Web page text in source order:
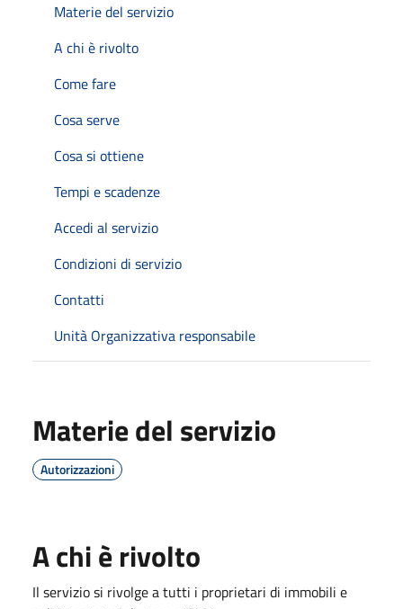
Materie del servizio
A chi è rivolto
Come fare
Cosa serve
Cosa si ottiene
Tempi e scadenze
Accedi al servizio
Condizioni di servizio
Contatti
Unità Organizzativa responsabile
Materie del servizio
Autorizzazioni
A chi è rivolto
Il servizio si rivolge a tutti i proprietari di immobili e